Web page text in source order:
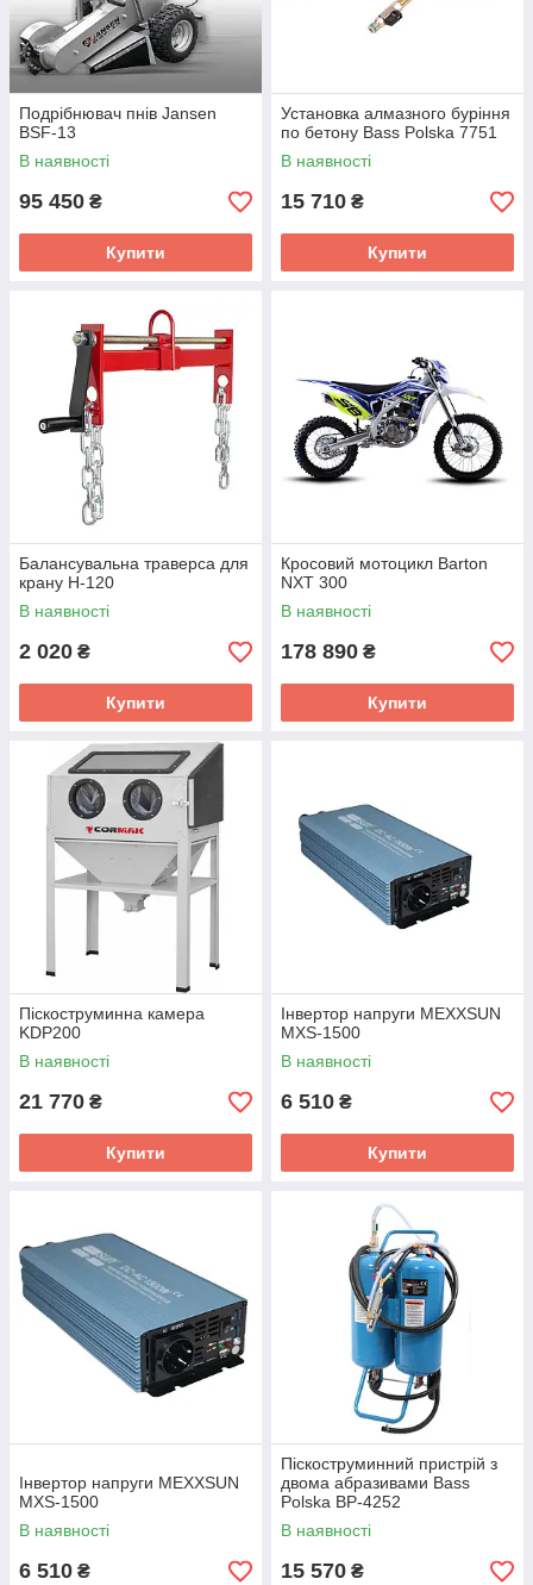
Подрібнювач пнів Jansen
BSF-13
В наявності
95 450 ₴
Купити
Установка алмазного буріння
по бетону Bass Polska 7751
В наявності
15 710 ₴
Купити
Балансувальна траверса для
крану H-120
В наявності
2 020 ₴
Купити
Кросовий мотоцикл Barton
NXT 300
В наявності
178 890 ₴
Купити
Піскоструминна камера
KDP200
В наявності
21 770 ₴
Купити
Інвертор напруги MEXXSUN
MXS-1500
В наявності
6 510 ₴
Купити
Інвертор напруги MEXXSUN
MXS-1500
В наявності
6 510 ₴
Піскоструминний пристрій з
двома абразивами Bass
Polska BP-4252
В наявності
15 570 ₴